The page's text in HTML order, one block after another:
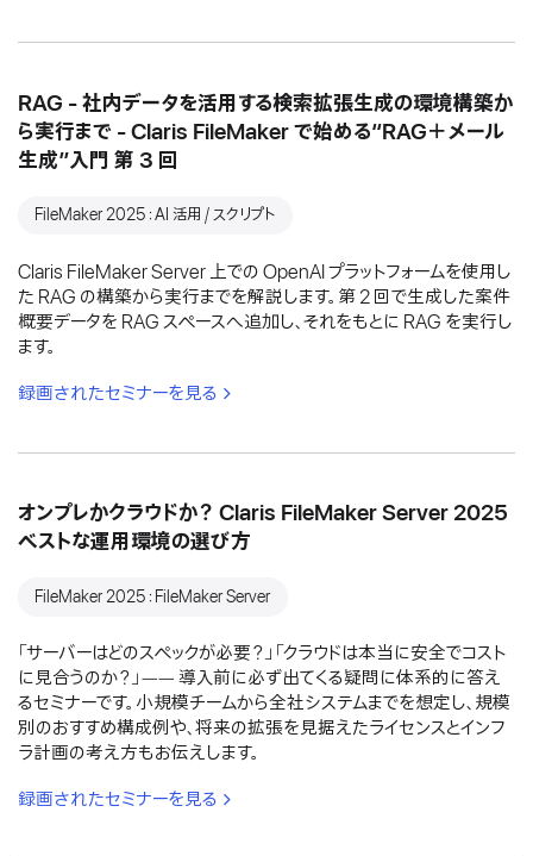
RAG - 社内データを活用する検索拡張生成の環境構築か
ら実行まで - Claris FileMaker で始める“RAG＋メール
生成”入門 第 3 回
FileMaker 2025：AI 活用 / スクリプト
Claris FileMaker Server 上での OpenAI プラットフォームを使用し
た RAG の構築から実行までを解説します。第 2 回で生成した案件
概要データを RAG スペースへ追加し、それをもとに RAG を実行し
ます。
録画されたセミナーを見る
オンプレかクラウドか？ Claris FileMaker Server 2025
ベストな運用環境の選び方
FileMaker 2025：FileMaker Server
「サーバーはどのスペックが必要？」「クラウドは本当に安全でコスト
に見合うのか？」―― 導入前に必ず出てくる疑問に体系的に答え
るセミナーです。小規模チームから全社システムまでを想定し、規模
別のおすすめ構成例や、将来の拡張を見据えたライセンスとインフ
ラ計画の考え方もお伝えします。
録画されたセミナーを見る